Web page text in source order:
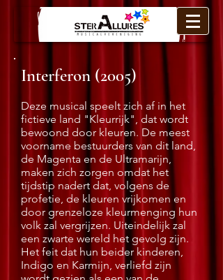
Interferon (2005)
Deze musical speelt zich af in het
fictieve land "Kleurrijk", dat wordt
bewoond door kleuren. De meest
voorname bestuurders van dit land,
de Magenta en de Ultramarijn,
maken zich zorgen omdat het
tijdstip nadert dat, volgens de
profetie, de kleuren vrijkomen en
door grenzeloze kleurmenging hun
volk zal vergrijzen. Uiteindelijk zal
een zwarte wereld het gevolg zijn.
Het feit dat hun beider kinderen,
Indigo en Karmijn, verliefd zijn